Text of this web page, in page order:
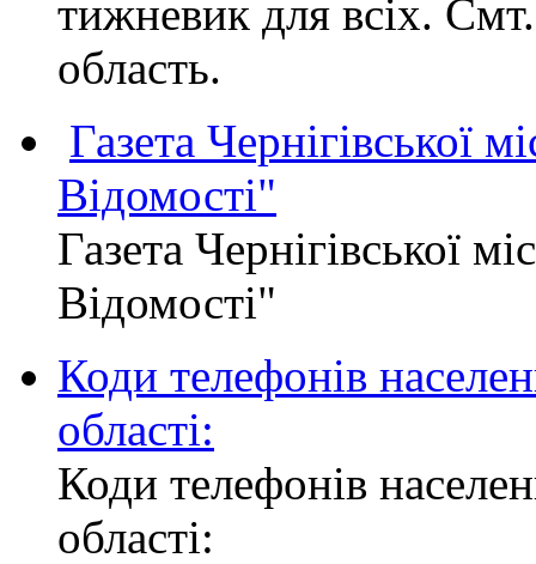
тижневик для всіх.
область.
Газета Чернігівської
Відомості"
Газета Чернігівської
Відомості"
Коди телефонів
області:
Коди телефонів
області: